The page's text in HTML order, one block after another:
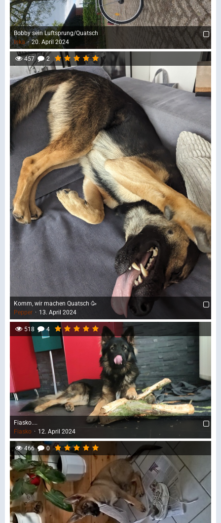
Bobby sein Luftsprung/Quatsch
Inka
20. April 2024
457 2
Komm, wir machen Quatsch 🥳
Pepper
13. April 2024
518 4
Fiasko....
Fiasko
12. April 2024
466 0